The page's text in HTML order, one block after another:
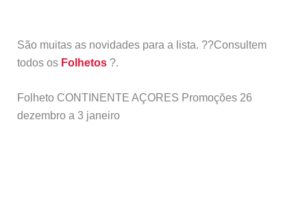
São muitas as novidades para a lista. ??Consultem
todos os Folhetos ?.
Folheto CONTINENTE AÇORES Promoções 26
dezembro a 3 janeiro